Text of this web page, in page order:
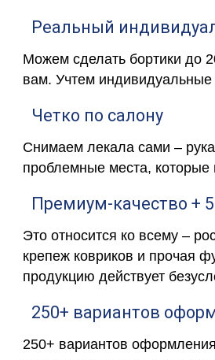
Реальный
Можем сделать бортики до
вам. Учтем индивидуальные
Четко по салону
Снимаем лекала сами –
проблемные места, которые
Премиум-качество +
Это относится ко всему –
крепеж ковриков и прочая
продукцию действует
250+ вариантов
250+ вариантов